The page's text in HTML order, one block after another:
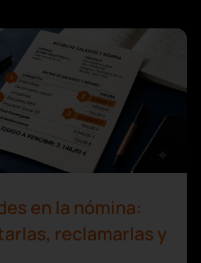
en la nómina:
reclamarlas y